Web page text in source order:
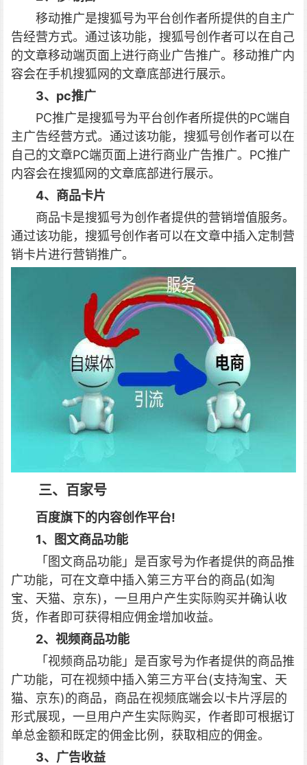
移动推广是搜狐号为平台创作者所提供的自主广
告经营方式。通过该功能，搜狐号创作者可以在自己
的文章移动端页面上进行商业广告推广。移动推广内
容会在手机搜狐网的文章底部进行展示。
3、pc推广
PC推广是搜狐号为平台创作者所提供的PC端自
主广告经营方式。通过该功能，搜狐号创作者可以在
自己的文章PC端页面上进行商业广告推广。PC推广
内容会在搜狐网的文章底部进行展示。
4、商品卡片
商品卡是搜狐号为创作者提供的营销增值服务。
通过该功能，搜狐号创作者可以在文章中插入定制营
销卡片进行营销推广。
三、百家号
百度旗下的内容创作平台!
1、图文商品功能
「图文商品功能」是百家号为作者提供的商品推
广功能，可在文章中插入第三方平台的商品(如淘
宝、天猫、京东)，一旦用户产生实际购买并确认收
货，作者即可获得相应佣金增加收益。
2、视频商品功能
「视频商品功能」是百家号为作者提供的商品推
广功能，可在视频中插入第三方平台(支持淘宝、天
猫、京东)的商品，商品在视频底端会以卡片浮层的
形式展现，一旦用户产生实际购买，作者即可根据订
单总金额和既定的佣金比例，获取相应的佣金。
3、广告收益